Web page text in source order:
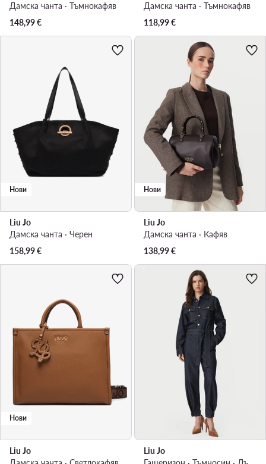
Дамска чанта · Тъмнокафяв
148,99€
Дамска чанта · Тъмнокафяв
118,99€
Нови
Liu Jo
Дамска чанта · Черен
158,99€
Нови
Liu Jo
Дамска чанта · Кафяв
138,99€
Нови
Liu Jo
Liu Jo